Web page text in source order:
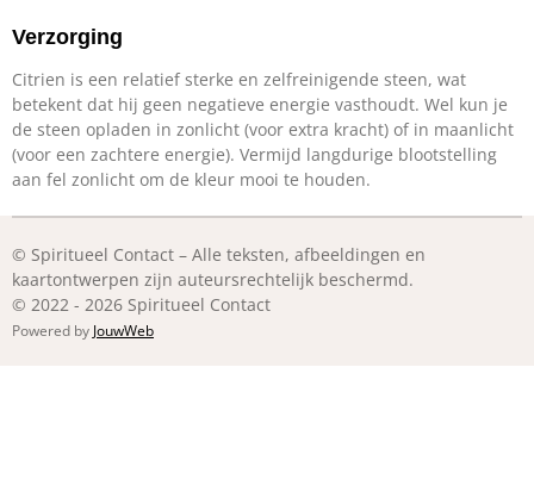
Verzorging
Citrien is een relatief sterke en zelfreinigende steen, wat
betekent dat hij geen negatieve energie vasthoudt. Wel kun je
de steen opladen in zonlicht (voor extra kracht) of in maanlicht
(voor een zachtere energie). Vermijd langdurige blootstelling
aan fel zonlicht om de kleur mooi te houden.
© Spiritueel Contact – Alle teksten, afbeeldingen en
kaartontwerpen zijn auteursrechtelijk beschermd.
© 2022 - 2026 Spiritueel Contact
Powered by JouwWeb